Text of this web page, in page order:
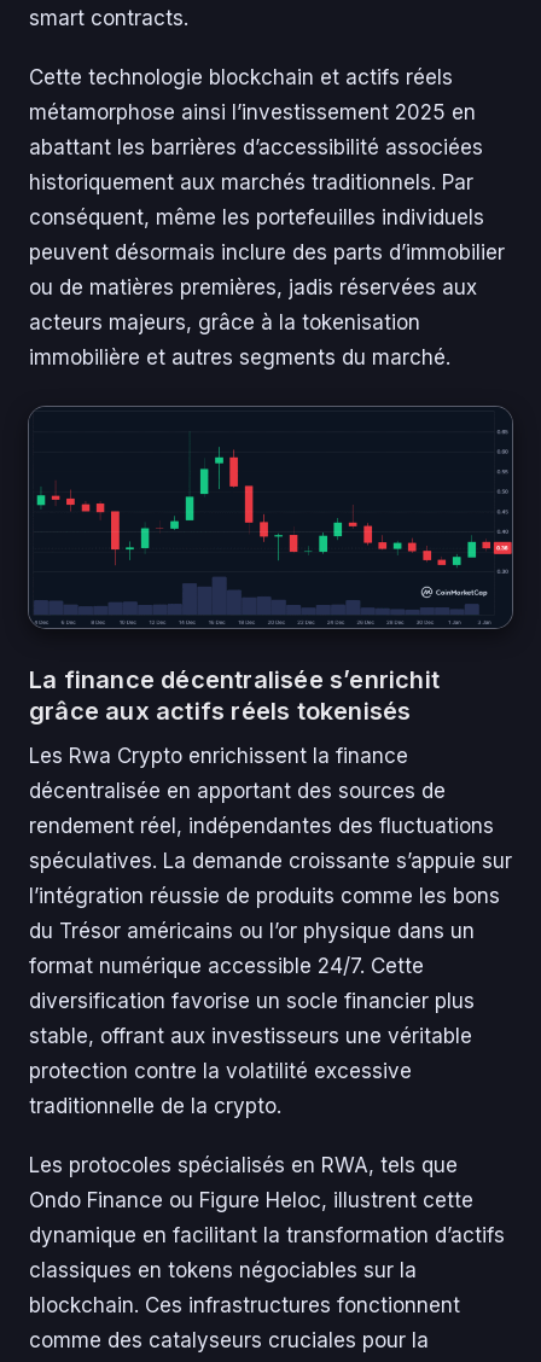
smart contracts.
Cette technologie blockchain et actifs réels
métamorphose ainsi l’investissement 2025 en
abattant les barrières d’accessibilité associées
historiquement aux marchés traditionnels. Par
conséquent, même les portefeuilles individuels
peuvent désormais inclure des parts d’immobilier
ou de matières premières, jadis réservées aux
acteurs majeurs, grâce à la tokenisation
immobilière et autres segments du marché.
La finance décentralisée s’enrichit
grâce aux actifs réels tokenisés
Les Rwa Crypto enrichissent la finance
décentralisée en apportant des sources de
rendement réel, indépendantes des fluctuations
spéculatives. La demande croissante s’appuie sur
l’intégration réussie de produits comme les bons
du Trésor américains ou l’or physique dans un
format numérique accessible 24/7. Cette
diversification favorise un socle financier plus
stable, offrant aux investisseurs une véritable
protection contre la volatilité excessive
traditionnelle de la crypto.
Les protocoles spécialisés en RWA, tels que
Ondo Finance ou Figure Heloc, illustrent cette
dynamique en facilitant la transformation d’actifs
classiques en tokens négociables sur la
blockchain. Ces infrastructures fonctionnent
comme des catalyseurs cruciales pour la